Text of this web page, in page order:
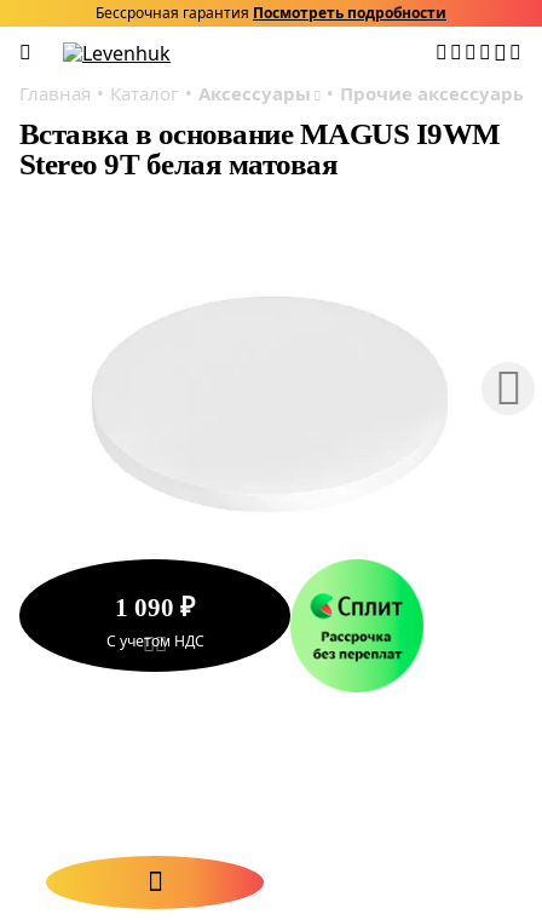
Бессрочная гарантия Посмотреть подробности
Главная Каталог Аксессуары Прочие аксессуары
Вставка в основание MAGUS I9WM
Stereo 9T белая матовая
1 090 ₽
С учетом НДС